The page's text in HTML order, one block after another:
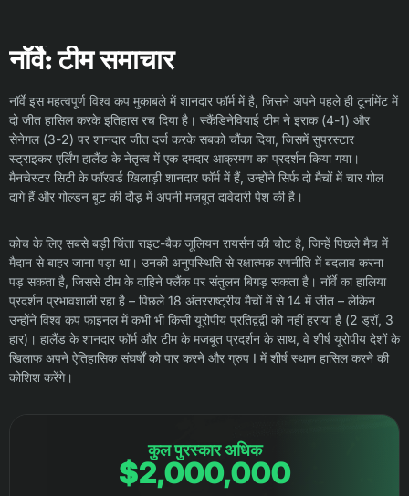
नॉर्वे: टीम समाचार
नॉर्वे इस महत्वपूर्ण विश्व कप मुकाबले में शानदार फॉर्म में है, जिसने अपने पहले ही टूर्नामेंट में
दो जीत हासिल करके इतिहास रच दिया है। स्कैंडिनेवियाई टीम ने इराक (4-1) और
सेनेगल (3-2) पर शानदार जीत दर्ज करके सबको चौंका दिया, जिसमें सुपरस्टार
स्ट्राइकर एर्लिंग हालैंड के नेतृत्व में एक दमदार आक्रमण का प्रदर्शन किया गया।
मैनचेस्टर सिटी के फॉरवर्ड खिलाड़ी शानदार फॉर्म में हैं, उन्होंने सिर्फ दो मैचों में चार गोल
दागे हैं और गोल्डन बूट की दौड़ में अपनी मजबूत दावेदारी पेश की है।
कोच के लिए सबसे बड़ी चिंता राइट-बैक जूलियन रायर्सन की चोट है, जिन्हें पिछले मैच में
मैदान से बाहर जाना पड़ा था। उनकी अनुपस्थिति से रक्षात्मक रणनीति में बदलाव करना
पड़ सकता है, जिससे टीम के दाहिने फ्लैंक पर संतुलन बिगड़ सकता है। नॉर्वे का हालिया
प्रदर्शन प्रभावशाली रहा है – पिछले 18 अंतरराष्ट्रीय मैचों में से 14 में जीत – लेकिन
उन्होंने विश्व कप फाइनल में कभी भी किसी यूरोपीय प्रतिद्वंद्वी को नहीं हराया है (2 ड्रॉ, 3
हार)। हालैंड के शानदार फॉर्म और टीम के मजबूत प्रदर्शन के साथ, वे शीर्ष यूरोपीय देशों के
खिलाफ अपने ऐतिहासिक संघर्षों को पार करने और ग्रुप I में शीर्ष स्थान हासिल करने की
कोशिश करेंगे।
कुल पुरस्कार अधिक
$2,000,000